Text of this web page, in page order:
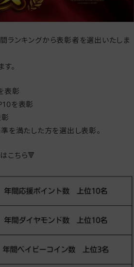
ランキングから表彰者を選出いたしま
。
表彰
を表彰
を満たした方を選出し表彰。
こちら🔻